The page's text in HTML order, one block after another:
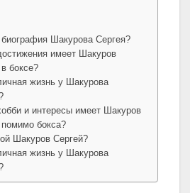
биография Шакурова Сергея?
имеет Шакуров
боксе?
жизнь у Шакурова
и интересы имеет Шакуров
бокса?
Шакуров Сергей?
жизнь у Шакурова